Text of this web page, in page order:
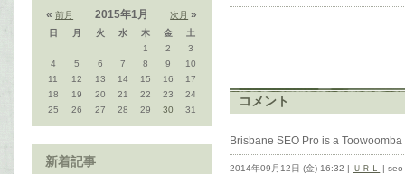
«前月 次月 »
2015年1月
日 月 火 水 木 金
土
1
2
3
4
5 6 7 8 9
10
11
12 13 14 15 16
17
18
19 20 21 22 23
24
25
26 27 28 29 30 31
新着記事
コメント
Brisbane SEO Pro is a
2014年09月12日 (金) 16:32 | ＵＲＬ | seo